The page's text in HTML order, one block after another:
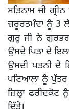
ਸਤਿਨਾਮ ਜੀ
ਜ਼ਰੂਰਤਮੰਦਾਂ ਨੂੰ 3
ਗੁਰੂ ਜੀ ਨੇ
ਉਸਦੇ ਪਿਤਾ ਦੇ
ਉਸਦੀ ਪਤਨੀ ਦੇ
ਪਟਿਆਲਾ ਨੂੰ
ਜ਼ਿਲ੍ਹਾ